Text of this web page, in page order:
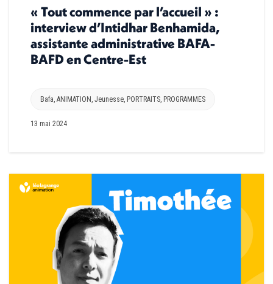
« Tout commence par l’accueil » :
interview d’Intidhar Benhamida,
assistante administrative BAFA-
BAFD en Centre-Est
Bafa, ANIMATION , Jeunesse, PORTRAITS, PROGRAMMES
13 mai 2024